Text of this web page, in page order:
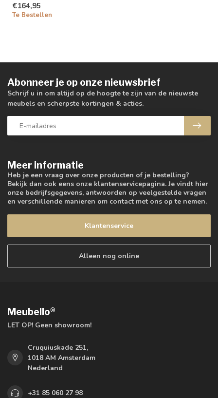
€164,95
Te Bestellen
Meer informatie
Heb je een vraag over onze producten of je bestelling?
Bekijk dan ook eens onze klantenservicepagina. Je vindt hier
onze bedrijfsgegevens, antwoorden op veelgestelde vragen
en verschillende manieren om contact met ons op te nemen.
Klantenservice
Alleen nog online
Abonneer je op onze nieuwsbrief
Schrijf u in om altijd op de hoogte te zijn van de nieuwste
meubels en scherpste kortingen & acties.
Meubello®
LET OP! Geen showroom!
Cruquiuskade 251,
1018 AM Amsterdam
Nederland
+31 85 060 27 98